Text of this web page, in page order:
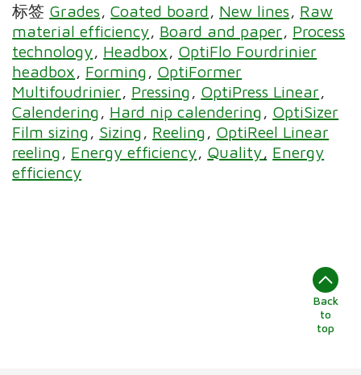
标签 Grades Coated board New lines
Raw
material efficiency
Board and paper
Process
technology
Headbox
OptiFlo Fourdrinier
headbox
Forming
OptiFormer
Multifoudrinier
Pressing
OptiPress Linear
Calendering
Hard nip calendering
OptiSizer
Film sizing
Sizing Reeling
OptiReel Linear
reeling
Energy efficiency Quality Energy
efficiency
Back
to
top